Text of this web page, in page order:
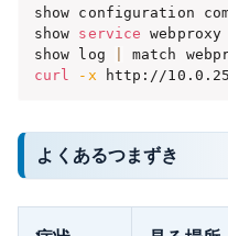
show configuration
show service webproxy
show log
curl
-x http://
よくあるつまずき